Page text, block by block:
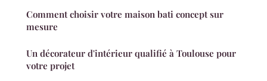
Comment choisir votre maison bati concept sur
mesure
Un décorateur d'intérieur qualifié à Toulouse pour
votre projet